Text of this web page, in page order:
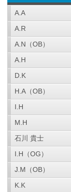
A.A
A.R
A.N（OB）
A.H
D.K
H.A（OB）
I.H
M.H
石川 貴士
I.H（OG）
J.M（OB）
K.K